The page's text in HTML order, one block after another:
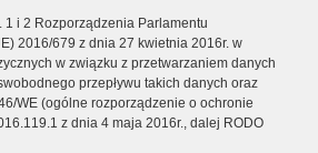
1 i 2 Rozporządzenia Parlamentu
2016/679 z dnia 27 kwietnia 2016r. w
w związku z przetwarzaniem danych
przepływu takich danych oraz
WE (ogólne rozporządzenie o ochronie
z dnia 4 maja 2016r., dalej RODO